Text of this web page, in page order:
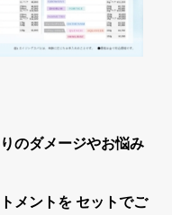
のダメージやお悩み
メントを セットでご